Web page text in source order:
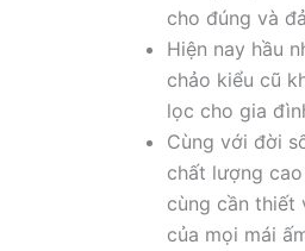
cho đúng và
Hiện nay hầu
chảo kiểu cũ
lọc cho gia
Cùng với đời
chất lượng
cùng cần thiết
của mọi mái